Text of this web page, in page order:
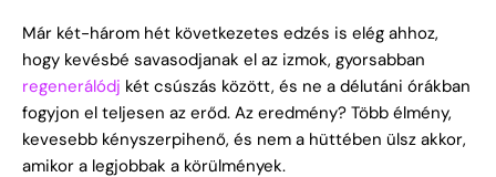
Már két-három hét következetes edzés is elég ahhoz,
hogy kevésbé savasodjanak el az izmok, gyorsabban
regenerálódj két csúszás között, és ne a délutáni órákban
fogyjon el teljesen az erőd. Az eredmény? Több élmény,
kevesebb kényszerpihenő, és nem a hüttében ülsz akkor,
amikor a legjobbak a körülmények.